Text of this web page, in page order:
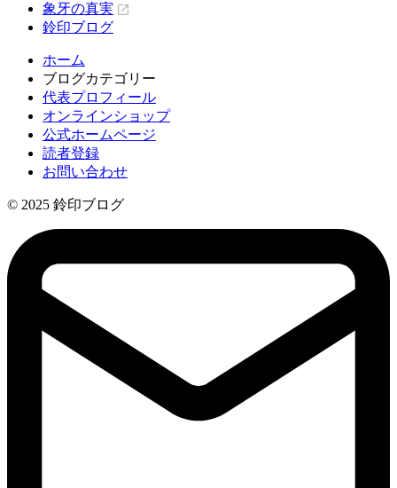
象牙の真実
鈴印ブログ
ホーム
ブログカテゴリー
代表プロフィール
オンラインショップ
公式ホームページ
読者登録
お問い合わせ
© 2025 鈴印ブログ